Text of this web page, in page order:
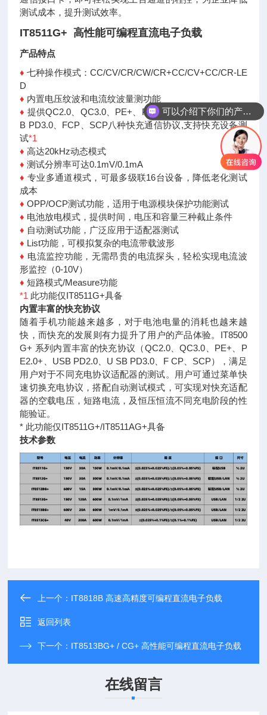
测试成本，提升测试效率。
IT8511G+ 高性能可编程直流电子负载
产品特点
♦七种操作模式：CC/CV/CR/CW/CR+CC/CV+CC/CR-LE
D
♦ 内置电压纹波和电流纹波量测功能
♦ 提供QC2.0、QC3.0、PE+、PE2.0+、USB PD2.0、US
B PD3.0、FCP、SCP八种快充通信协议,支持快充设备测
试*1
♦高达20kHz动态模式
♦测试分辨率可达0.1mV/0.1mA
♦ 专业多通道模式，可最多级联16台设备，降低老化测试
成本
♦OPP/OCP测试功能，适用于电源模块保护功能测试
♦ 电池放电模式，提供时间，电压和容量三种截止条件
♦ 自动测试功能，广泛应用于适配器测试
♦ List功能，可模拟复杂的电流带载波形
♦ 电流监控功能，无需昂贵的电流探头，轻松实现电流波
形监控（0-10V）
♦短路模式/Measure功能
*1 此功能仅IT8511G+具备
内置丰富的快充协议
随着手机功能越来越多，对于电池电量的消耗也越来越
快，而快充的发展则有力提升了用户的产品体验。IT8500
G+ 系列内置丰富的快充协议（QC2.0、QC3.0、PE+、P
E2.0+、USB PD2.0、U SB PD3.0、F CP、SCP），满足
用户对于不同充电协议适配器的测试。用户可通过菜单快
速切换充电协议，搭配自动测试模式，可实现对快充适配
器的空载电压，短路电流，及恒压恒流不同充电阶段的性
能验证。
* 此功能仅IT8511G+/IT8511AG+具备
技术参数
上一个： IT8818B 高速高精度可编程直流电子负载
返回列表
下一个： IT8513BG+ / CG+ 高性能可编程直流电子负载
在线留言
可以介绍下你们的产品么